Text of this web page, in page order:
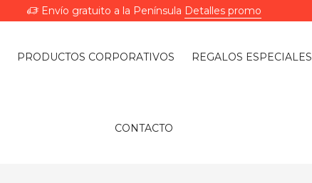
Envío gratuito a la Península Detalles promo
PRODUCTOS CORPORATIVOS REGALOS ESPECIALES
CONTACTO